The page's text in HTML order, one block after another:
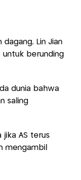
Lin Jian
untuk berunding
dunia bahwa
saling
jika AS terus
mengambil